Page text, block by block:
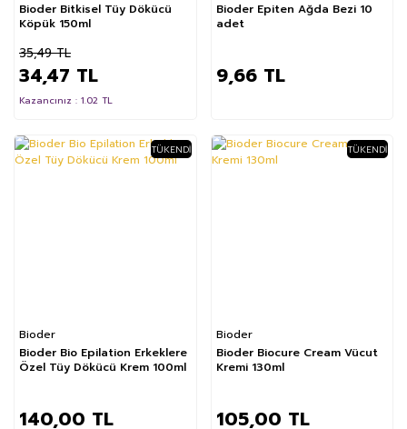
Bioder Bitkisel Tüy Dökücü
Köpük 150ml
34,47 TL
35,49 TL
Kazancınız : 1.02 TL
Bioder Epiten Ağda Bezi 10
adet
9,66 TL
TÜKENDI
Bioder
Bioder Bio Epilation Erkeklere
Özel Tüy Dökücü Krem 100ml
140,00 TL
TÜKENDI
Bioder
Bioder Biocure Cream Vücut
Kremi 130ml
105,00 TL